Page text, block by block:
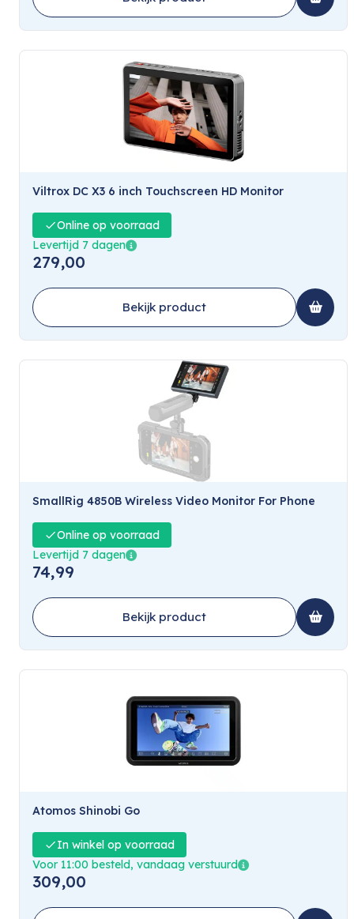
Viltrox DC X3 6 inch Touchscreen HD Monitor
Online op voorraad
Levertijd 7 dagen
279,00
Bekijk product
SmallRig 4850B Wireless Video Monitor For Phone
Online op voorraad
Levertijd 7 dagen
74,99
Bekijk product
Atomos Shinobi Go
In winkel op voorraad
Voor 11:00 besteld, vandaag verstuurd
309,00